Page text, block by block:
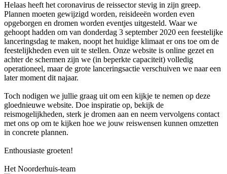
Helaas heeft het coronavirus de reissector stevig in zijn greep.
Plannen moeten gewijzigd worden, reisideeën worden even
opgeborgen en dromen worden eventjes uitgesteld. Waar we
gehoopt hadden om van donderdag 3 september 2020 een feestelijke
lanceringsdag te maken, noopt het huidige klimaat er ons toe om de
feestelijkheden even uit te stellen. Onze website is online gezet en
achter de schermen zijn we (in beperkte capaciteit) volledig
operationeel, maar de grote lanceringsactie verschuiven we naar een
later moment dit najaar.
Toch nodigen we jullie graag uit om een kijkje te nemen op deze
gloednieuwe website. Doe inspiratie op, bekijk de
reismogelijkheden, sterk je dromen aan en neem vervolgens contact
met ons op om te kijken hoe we jouw reiswensen kunnen omzetten
in concrete plannen.
Enthousiaste groeten!
Het Noorderhuis-team